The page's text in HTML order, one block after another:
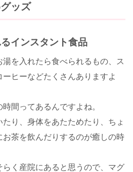
ッズ
インスタント食品
を入れたら食べられるもの、ス
ヒーなどたくさんありますよ
間ってあるんですよね。
り、身体をあたためたり、ちょ
お茶を飲んだりするのが癒しの時
く産院にあると思うので、マグ